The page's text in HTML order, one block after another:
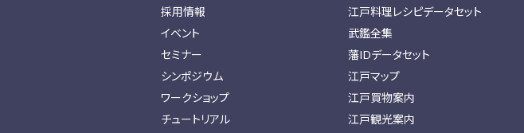
採用情報
イベント
セミナー
シンポジウム
ワークショップ
チュートリアル
江戸料理レシピデータセット
武鑑全集
藩IDデータセット
江戸マップ
江戸買物案内
江戸観光案内